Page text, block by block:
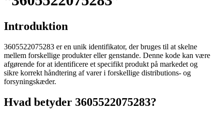
Introduktion
3605522075283 er en unik identifikator, der bruges til at skelne
mellem forskellige produkter eller genstande. Denne kode kan være
afgørende for at identificere et specifikt produkt på markedet og
sikre korrekt håndtering af varer i forskellige distributions- og
forsyningskæder.
Hvad betyder 3605522075283?